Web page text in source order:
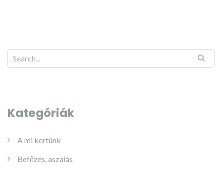
Kategóriák
A mi kertünk
Befőzés, aszalás